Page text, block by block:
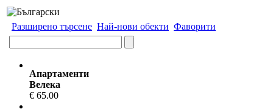
Разширено търсене Най-нови обекти Фаворити
Апартаменти
Велека
€ 65.00